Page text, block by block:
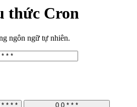
thức Cron
ngôn ngữ tự nhiên.
* * * *
0 0 * * *